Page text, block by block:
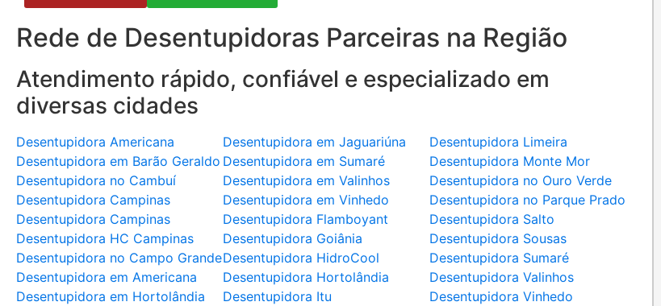
Rede de Desentupidoras Parceiras na Região
Atendimento rápido, confiável e especializado em
diversas cidades
Desentupidora Americana
Desentupidora em Barão Geraldo
Desentupidora no Cambuí
Desentupidora Campinas
Desentupidora Campinas
Desentupidora HC Campinas
Desentupidora no Campo Grande
Desentupidora em Americana
Desentupidora em Hortolândia
Desentupidora em Jaguariúna
Desentupidora em Sumaré
Desentupidora em Valinhos
Desentupidora em Vinhedo
Desentupidora Flamboyant
Desentupidora Goiânia
Desentupidora HidroCool
Desentupidora Hortolândia
Desentupidora Itu
Desentupidora Limeira
Desentupidora Monte Mor
Desentupidora no Ouro Verde
Desentupidora no Parque Prado
Desentupidora Salto
Desentupidora Sousas
Desentupidora Sumaré
Desentupidora Valinhos
Desentupidora Vinhedo